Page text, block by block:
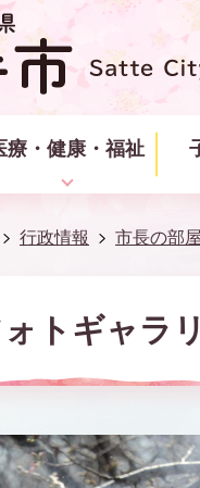
療・健康・福祉
行政情報 市長の部屋
トギャラ